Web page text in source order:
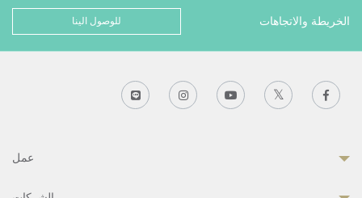
الخريطة والاتجاهات للوصول الينا
عمل